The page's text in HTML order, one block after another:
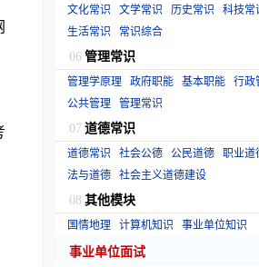
文化常识 文学常识 历史常识 科技常
生活常识
常识综合
06 管理常识
管理学原理 政府职能 基本职能 行政
公共管理 管理常识
07 道德常识
道德常识 社会公德 公民道德 职业道
法与道德 社会主义道德建设
08 其他模块
国情地理 计算机知识 事业单位知识
事业单位面试